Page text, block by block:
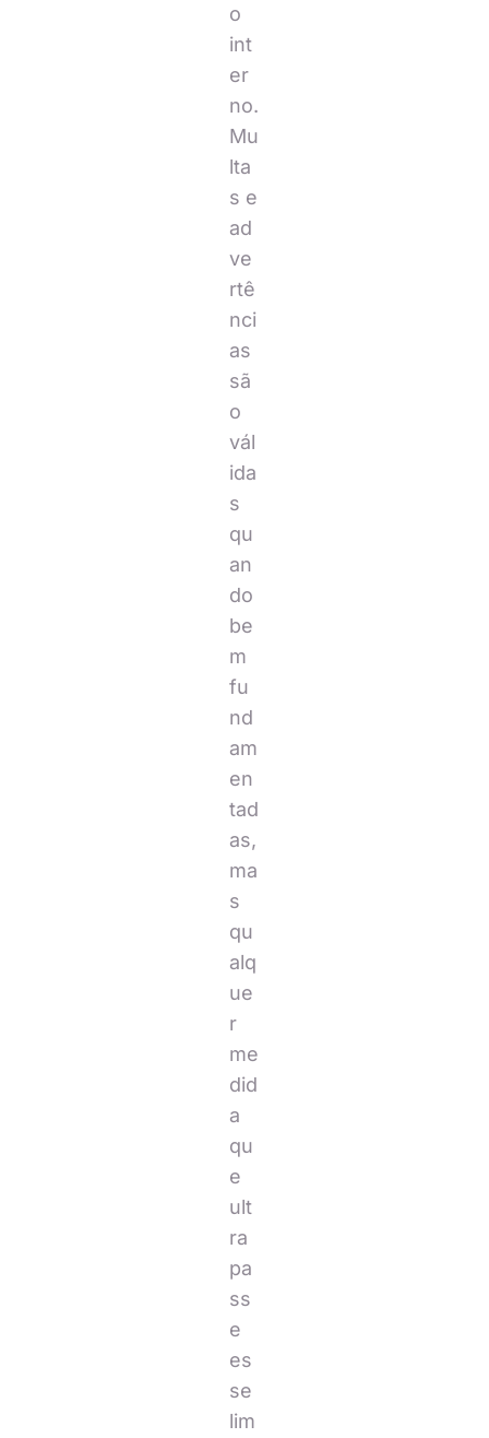
o
int
er
no.
Mu
lta
s e
ad
ve
rtê
nci
as
sã
o
vál
ida
s
qu
an
do
be
m
fu
nd
am
en
tad
as,
ma
s
qu
alq
ue
r
me
did
a
qu
e
ult
ra
pa
ss
e
es
se
lim